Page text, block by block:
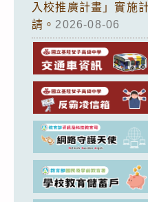
入校推廣計畫」實施
請。 2026-08-06